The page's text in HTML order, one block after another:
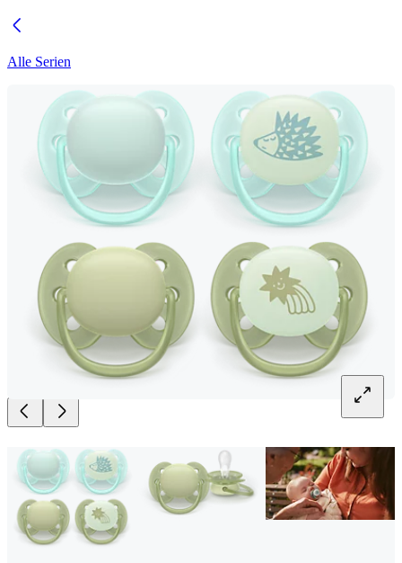
Alle Serien